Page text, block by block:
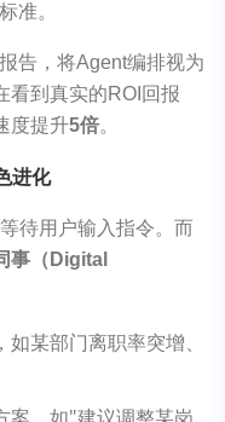
准。
告，将Agent编排视为
看到真实的ROI回报
度提升5倍。
进化
待用户输入指令。而
事（Digital
某部门离职率突增、